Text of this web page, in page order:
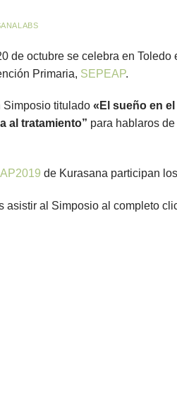
de octubre se celebra en Toledo
Primaria, SEPEAP.
Simposio titulado «El sueño en
al tratamiento” para hablaros
de Kurasana participan
asistir al Simposio al completo